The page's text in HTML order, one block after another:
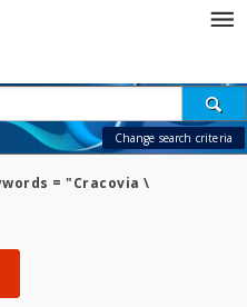
Change search criteria
= "Cracovia \